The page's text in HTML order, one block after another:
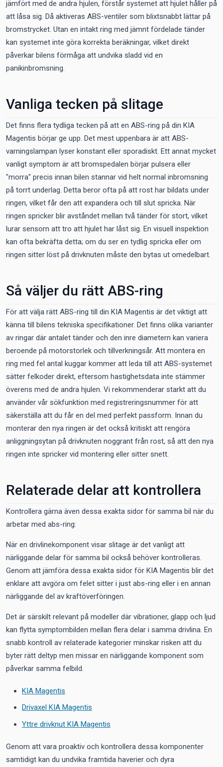
jämfört med de andra hjulen, förstår systemet att hjulet håller på
att låsa sig. Då aktiveras ABS-ventiler som blixtsnabbt lättar på
bromstrycket. Utan en intakt ring med jämnt fördelade tänder
kan systemet inte göra korrekta beräkningar, vilket direkt
påverkar bilens förmåga att undvika sladd vid en
panikinbromsning.
Vanliga tecken på slitage
Det finns flera tydliga tecken på att en ABS-ring på din KIA
Magentis börjar ge upp. Det mest uppenbara är att ABS-
varningslampan lyser konstant eller sporadiskt. Ett annat mycket
vanligt symptom är att bromspedalen börjar pulsera eller
"morra" precis innan bilen stannar vid helt normal inbromsning
på torrt underlag. Detta beror ofta på att rost har bildats under
ringen, vilket får den att expandera och till slut spricka. När
ringen spricker blir avståndet mellan två tänder för stort, vilket
lurar sensorn att tro att hjulet har låst sig. En visuell inspektion
kan ofta bekräfta detta; om du ser en tydlig spricka eller om
ringen sitter löst på drivknuten måste den bytas ut omedelbart.
Så väljer du rätt ABS-ring
För att välja rätt ABS-ring till din KIA Magentis är det viktigt att
känna till bilens tekniska specifikationer. Det finns olika varianter
av ringar där antalet tänder och den inre diametern kan variera
beroende på motorstorlek och tillverkningsår. Att montera en
ring med fel antal kuggar kommer att leda till att ABS-systemet
sätter felkoder direkt, eftersom hastighetsdata inte stämmer
överens med de andra hjulen. Vi rekommenderar starkt att du
använder vår sökfunktion med registreringsnummer för att
säkerställa att du får en del med perfekt passform. Innan du
monterar den nya ringen är det också kritiskt att rengöra
anliggningsytan på drivknuten noggrant från rost, så att den nya
ringen inte spricker vid montering eller sitter snett.
Relaterade delar att kontrollera
Kontrollera gärna även dessa exakta sidor för samma bil när du
arbetar med abs-ring:
När en drivlinekomponent visar slitage är det vanligt att
närliggande delar för samma bil också behöver kontrolleras.
Genom att jämföra dessa exakta sidor för KIA Magentis blir det
enklare att avgöra om felet sitter i just abs-ring eller i en annan
närliggande del av kraftöverföringen.
Det är särskilt relevant på modeller där vibrationer, glapp och ljud
kan flytta symptombilden mellan flera delar i samma drivlina. En
snabb kontroll av relaterade kategorier minskar risken att du
byter rätt deltyp men missar en närliggande komponent som
påverkar samma felbild.
KIA Magentis
Drivaxel KIA Magentis
Yttre drivknut KIA Magentis
Genom att vara proaktiv och kontrollera dessa komponenter
samtidigt kan du undvika framtida haverier och dyra